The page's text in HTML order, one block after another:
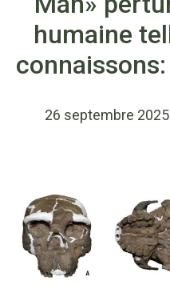
humaine
26 septembre 2025